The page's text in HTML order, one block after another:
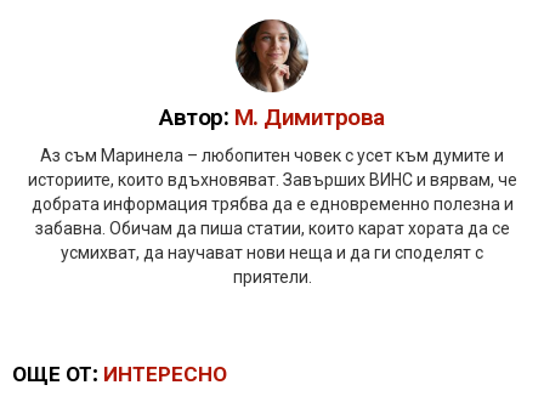
Автор: М. Димитрова
Аз съм Маринела – любопитен човек с усет към думите и
историите, които вдъхновяват. Завърших ВИНС и вярвам, че
добрата информация трябва да е едновременно полезна и
забавна. Обичам да пиша статии, които карат хората да се
усмихват, да научават нови неща и да ги споделят с
приятели.
ОЩЕ ОТ: ИНТЕРЕСНО